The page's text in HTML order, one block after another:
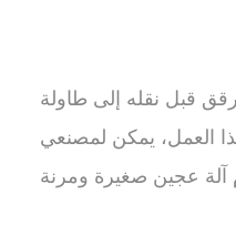
قبل نقله إلى طاولة
العمل، يمكن لمصنعي